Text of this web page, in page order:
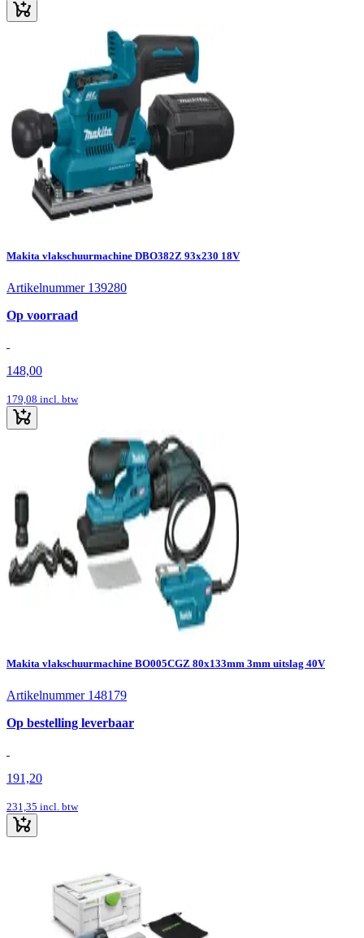
Makita vlakschuurmachine DBO382Z 93x230 18V
Artikelnummer 139280
Op voorraad
148,00
179,08 incl. btw
Makita vlakschuurmachine BO005CGZ 80x133mm 3mm uitslag 40V
Artikelnummer 148179
Op bestelling leverbaar
191,20
231,35 incl. btw